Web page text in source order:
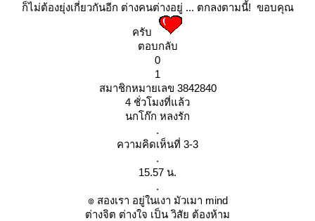
ก็ไม่ต้องยุ่งเกี่ยวกันอีก ต่างคนต่างอยู่ ... ตกลงตามนี้! ขอบคุณ
ครับ
ตอบกลับ
0
1
สมาชิกหมายเลข 3842840
4 ชั่วโมงที่แล้ว
นกโก๊ก หลงรัก
.
ความคิดเห็นที่ 3-3
.
15.57 น.
.
๏ สองเรา อยู่ในเงา มัวเมา mind
ต่างจิต ต่างใจ เป็น วิสัย ต้องห้าม